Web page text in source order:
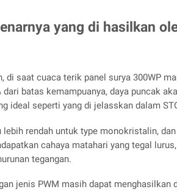
yang di hasilkan
di saat cuaca terik panel surya 300WP
dari batas kemampuanya, daya puncak
ideal seperti yang di jelasskan dalam
lebih rendah untuk type monokristalin,
cahaya matahari yang tegal
tegangan.
jenis PWM masih dapat menghasilkan